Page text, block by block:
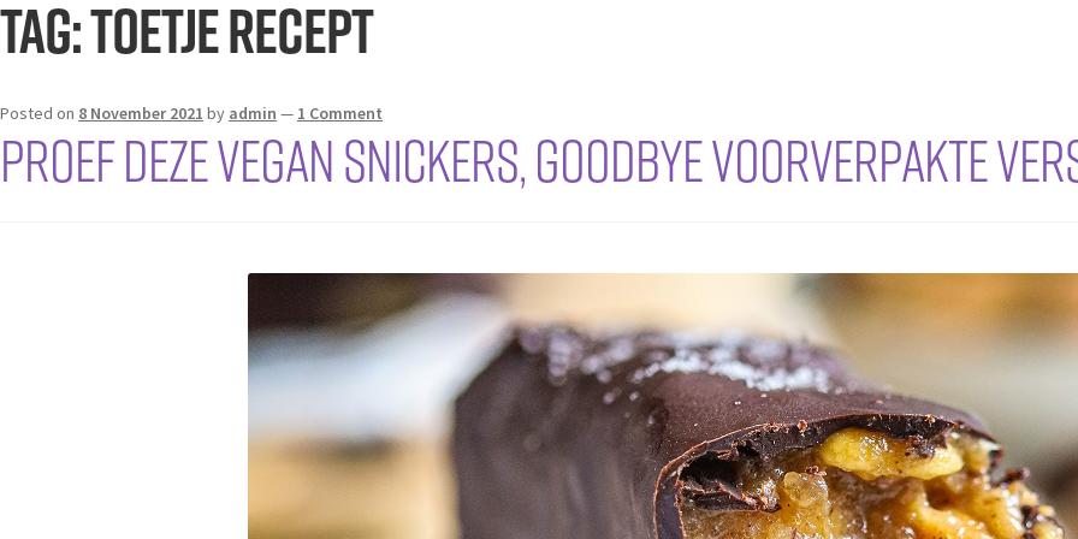
Tag:toetje recept
Posted on 8 November 2021 by admin — 1 Comment
Proef deze VEGAN SNICKERS, goodbye voorverpakte